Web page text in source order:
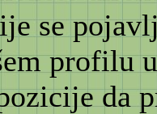
se
profilu
da